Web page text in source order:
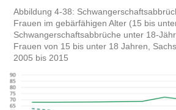
Abbildung 4-38:
Frauen im gebärfähigen Alter (15 bis
Schwangerschaftsabbrüche unter 18-
Frauen von 15 bis unter 18 Jahren,
2005 bis 2015